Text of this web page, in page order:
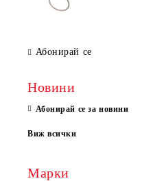
Абонирай се
Новини
Абонирай се за новини
Виж всички
Марки